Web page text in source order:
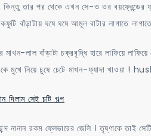
কিন্তু তার পর থেকে এখন সে-ও ওর বয়ফ্রেন্ডের
বাঁড়াটায় ঘষে ঘষে আমূল বাটার লাগাতে
লাল বাঁড়াটা চক্রবৃদ্ধি হারে লাফিয়ে
মুখে নিয়ে চুষে চেটে মাখন-ফ্যাদা খাওয়া
দিলাম সেই চটি গল্প
নানান রকম ফ্লেভারের জেলি । তৃষ্ণাকে তাই